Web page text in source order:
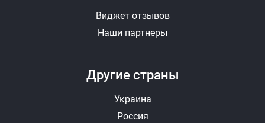
Другие страны
Украина
Россия
Виджет отзывов
Наши партнеры